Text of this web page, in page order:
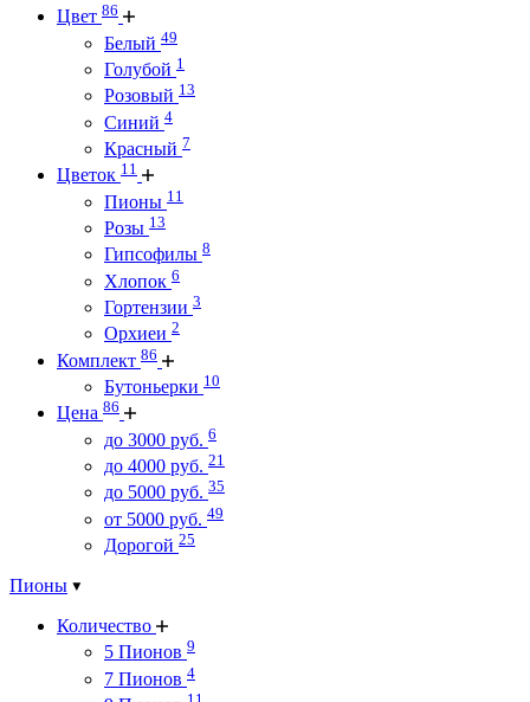
Цвет 86
Белый 49
Голубой 1
Розовый 13
Синий 4
Красный 7
Цветок 11
Пионы 11
Розы 13
Гипсофилы 8
Хлопок 6
Гортензии 3
Орхиеи 2
Комплект 86
Бутоньерки 10
Цена 86
до 3000 руб. 6
до 4000 руб. 21
до 5000 руб. 35
от 5000 руб. 49
Дорогой 25
Пионы
Количество
5 Пионов 9
7 Пионов 4